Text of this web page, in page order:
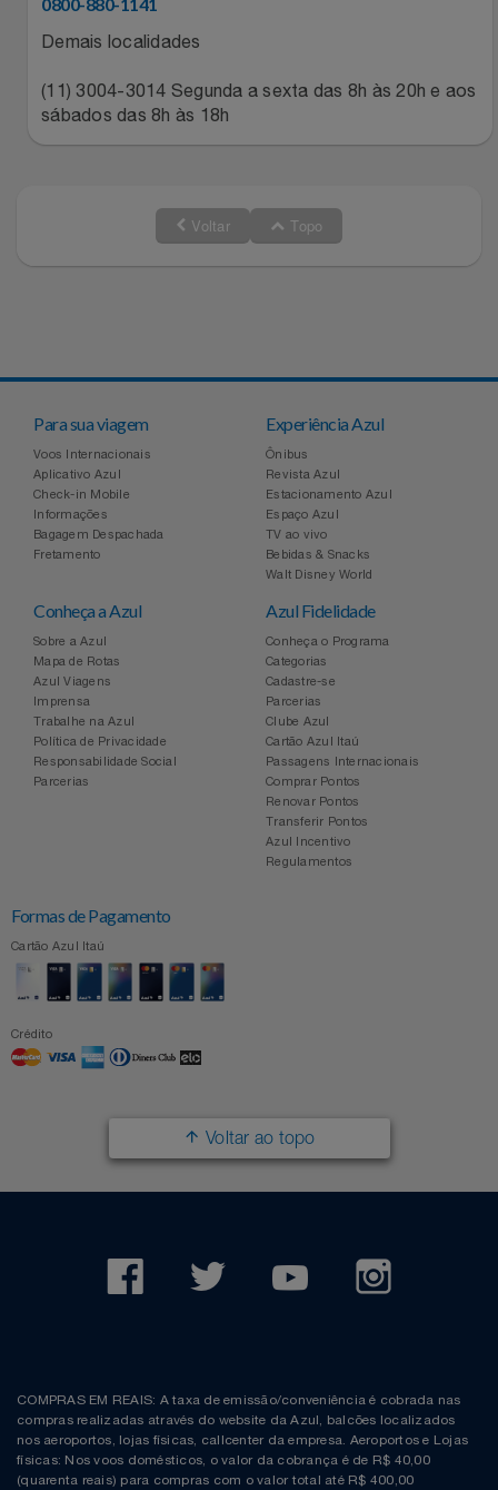
Saúde E Bem-Estar
TV
The Bar
Top Store
Demais localidades
(11) 3004-3014 Segunda a sexta das 8h às 20h e aos
sábados das 8h às 18h
Voltar Topo
Para sua viagem
Voos Internacionais
Aplicativo Azul
Check-in Mobile
Informações
Bagagem Despachada
Fretamento
Experiência Azul
Ônibus
Revista Azul
Estacionamento Azul
Espaço Azul
TV ao vivo
Bebidas & Snacks
Walt Disney World
Conheça a Azul
Sobre a Azul
Mapa de Rotas
Azul Viagens
Imprensa
Trabalhe na Azul
Política de Privacidade
Responsabilidade Social
Parcerias
Azul Fidelidade
Conheça o Programa
Categorias
Cadastre-se
Parcerias
Clube Azul
Cartão Azul Itaú
Passagens Internacionais
Comprar Pontos
Renovar Pontos
Transferir Pontos
Azul Incentivo
Regulamentos
Formas de Pagamento
Cartão Azul Itaú
Crédito
Voltar ao topo
COMPRAS EM REAIS: A taxa de emissão/conveniência é cobrada nas
compras realizadas através do website da Azul, balcões localizados
nos aeroportos, lojas físicas, callcenter da empresa. Aeroportos e Lojas
físicas: Nos voos domésticos, o valor da cobrança é de R$ 40,00
(quarenta reais) para compras com o valor total até R$ 400,00